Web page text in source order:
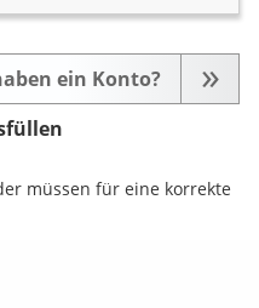
ein Konto?
müssen für eine korrekte